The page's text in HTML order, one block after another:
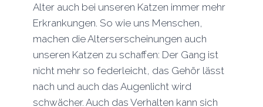
Alter auch bei unseren Katzen immer mehr
Erkrankungen. So wie uns Menschen,
machen die Alterserscheinungen auch
unseren Katzen zu schaffen: Der Gang ist
nicht mehr so federleicht, das Gehör lässt
nach und auch das Augenlicht wird
schwächer. Auch das Verhalten kann sich